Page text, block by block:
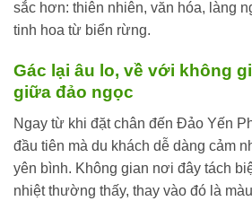
sắc hơn: thiên nhiên, văn hóa, làng
tinh hoa từ biển rừng.
Gác lại âu lo, về với không
giữa đảo ngọc
Ngay từ khi đặt chân đến Đảo Yến
đầu tiên mà du khách dễ dàng cảm
yên bình. Không gian nơi đây tách
nhiệt thường thấy, thay vào đó là